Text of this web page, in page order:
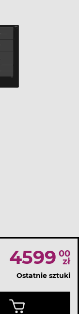
4599 00
zł
Ostatnie sztuki